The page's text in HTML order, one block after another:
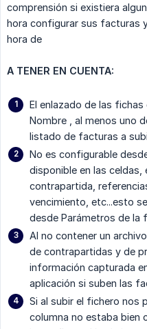
comprensión si existiera
hora configurar sus facturas
hora de
A TENER EN CUENTA:
El enlazado de las
Nombre , al menos uno
listado de facturas a
No es configurable
disponible en las
contrapartida,
vencimiento, etc...esto
desde Parámetros de la
Al no contener un
de contrapartidas y de
información capturada
aplicación si suben las
Si al subir el fichero nos
columna no estaba bien